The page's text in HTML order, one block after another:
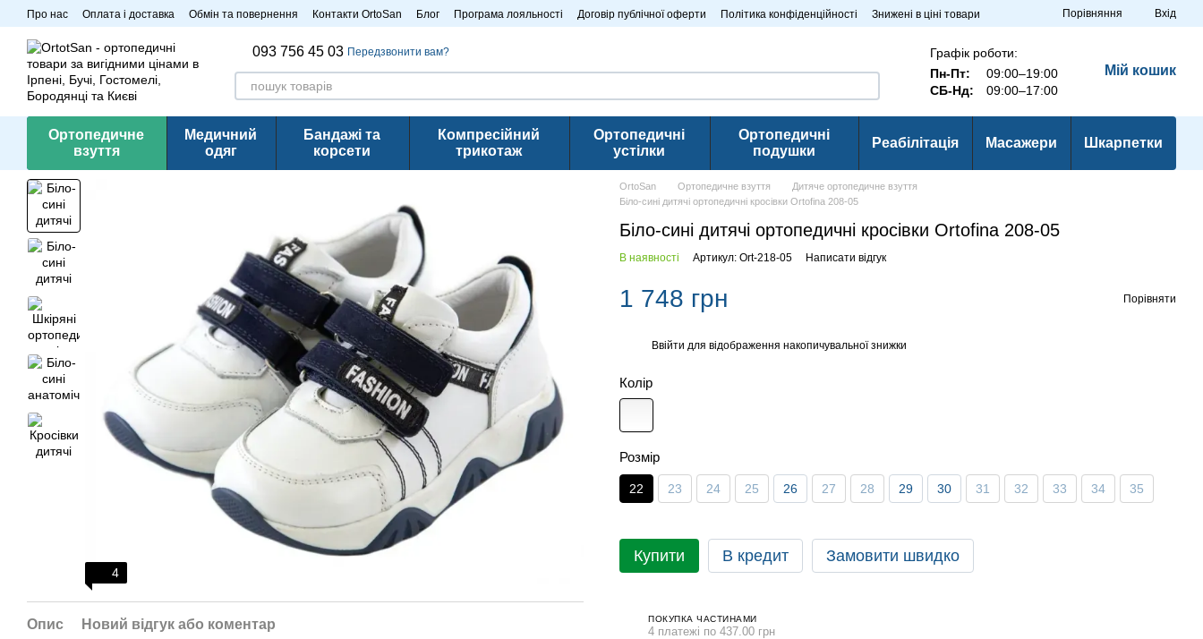
Перейти до основного контенту
Про нас Оплата і доставка Обмін та повернення Контакти OrtoSan Блог Програма лояльності Договір публічної оферти Політика конфіденційності
Знижені в ціні товари
Порівняння Вхід
093 756 45 03 Передзвонити вам?
Графік роботи:
Пн-Пт:
09:00–19:00
СБ-Нд:
09:00–17:00
Мій кошик
Ортопедичне
взуття
Медичний
одяг
Бандажі та
корсети
Компресійний
трикотаж
Ортопедичні
устілки
Ортопедичні
подушки
Реабілітація Масажери Шкарпетки
4
Опис Новий відгук або коментар
OrtoSan Ортопедичне взуття
Дитяче ортопедичне взуття
Біло-сині дитячі ортопедичні кросівки Ortofina 208-05
Біло-сині дитячі ортопедичні кросівки Ortofina 208-05
В наявності Артикул: Ort-218-05 Написати відгук
1 748 грн Порівняти
Ввійти для відображення накопичувальної знижки
Колір
Розмір
22 23 24 25 26 27 28 29 30 31 32 33 34 35
Купити В кредит Замовити швидко
ПОКУПКА ЧАСТИНАМИ
4 платежі по 437.00 грн